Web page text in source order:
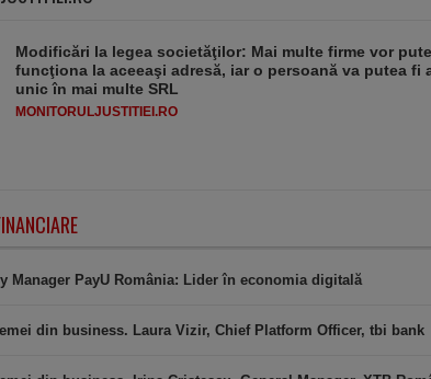
Modificări la legea societăţilor: Mai multe firme vor
funcţiona la aceeaşi adresă, iar o persoană va putea fi
unic în mai multe SRL
MONITORULJUSTITIEI.RO
Manager PayU România: Lider în economia digitală
din business. Laura Vizir, Chief Platform Officer, tbi bank